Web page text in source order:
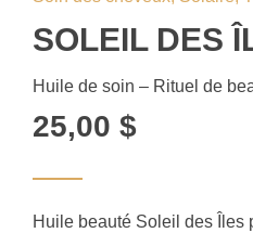
SOLEIL DES
Huile de soin – Rituel de
25,00 $
Huile beauté Soleil des Îles